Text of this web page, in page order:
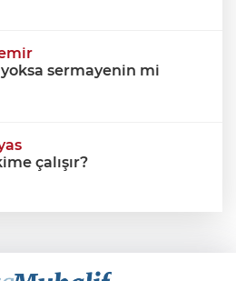
yoksa sermayenin mi
çalışır?
gölgesinde engellilik,
gelecek